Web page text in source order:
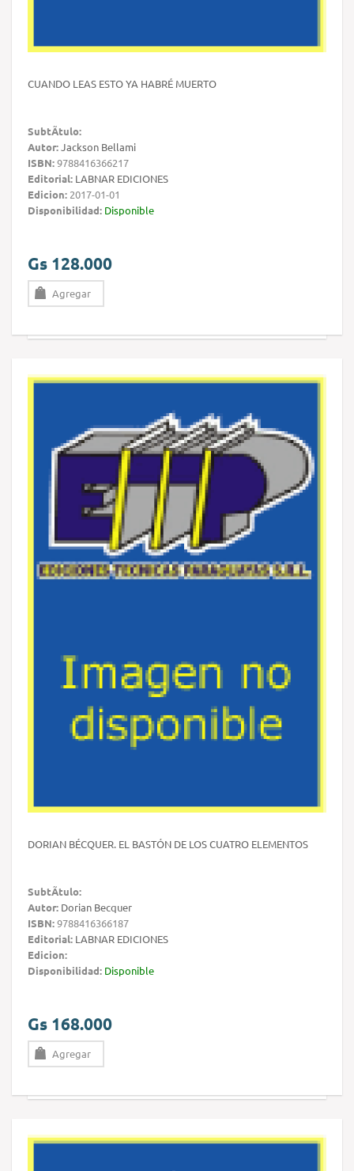
CUANDO LEAS ESTO YA HABRÉ MUERTO
SubtÃ­tulo:
Autor:Jackson Bellami
ISBN:9788416366217
Editorial: LABNAR EDICIONES
Edicion: 2017-01-01
Disponibilidad: Disponible
Gs 128.000
Agregar
DORIAN BÉCQUER. EL BASTÓN DE LOS CUATRO ELEMENTOS
SubtÃ­tulo:
Autor: Dorian Becquer
ISBN:9788416366187
Editorial: LABNAR EDICIONES
Edicion:
Disponibilidad: Disponible
Gs 168.000
Agregar